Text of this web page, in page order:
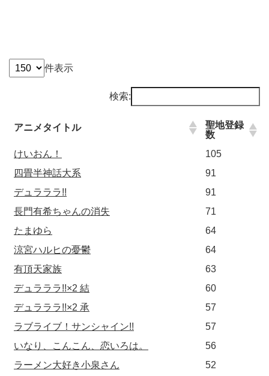
件表示
検索:
アニメタイトル
聖地登録
数
けいおん！
105
四畳半神話大系
91
デュラララ!!
91
長門有希ちゃんの消失
71
たまゆら
64
涼宮ハルヒの憂鬱
64
有頂天家族
63
デュラララ!!×2 結
60
デュラララ!!×2 承
57
ラブライブ！サンシャイン!!
57
いなり、こんこん、恋いろは。
56
ラーメン大好き小泉さん
52